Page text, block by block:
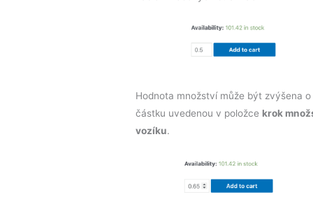
Hodnota množství může být zvýšena o
částku uvedenou v položce krok
vozíku.